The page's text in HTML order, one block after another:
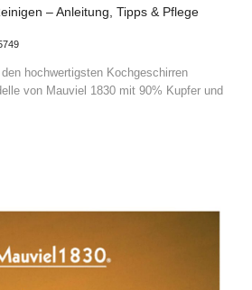
– Anleitung, Tipps & Pflege
hochwertigsten Kochgeschirren
von Mauviel 1830 mit 90% Kupfer und